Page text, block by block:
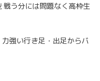
戦う分には問題なく高枠生
力強い行き足・出足からバ